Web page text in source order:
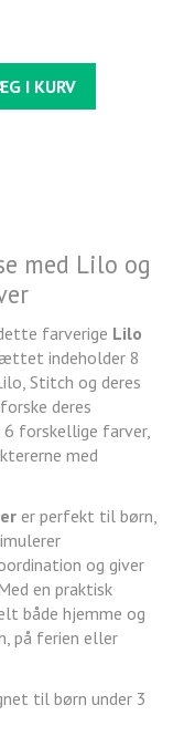
I KURV
med Lilo og
farverige Lilo
indeholder 8
Stitch og deres
deres
6 forskellige farver,
med
er perfekt til børn,
og giver
en praktisk
både hjemme og
på ferien eller
til børn under 3